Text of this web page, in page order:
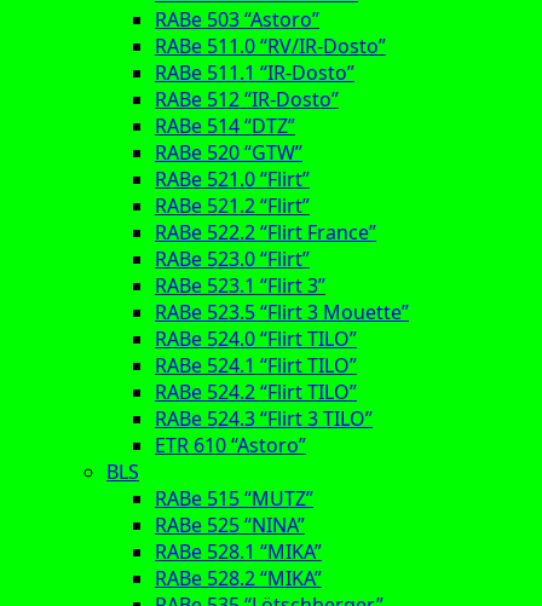
RABe 503 “Astoro”
RABe 511.0 “RV/IR-Dosto”
RABe 511.1 “IR-Dosto”
RABe 512 “IR-Dosto”
RABe 514 “DTZ”
RABe 520 “GTW”
RABe 521.0 “Flirt”
RABe 521.2 “Flirt”
RABe 522.2 “Flirt France”
RABe 523.0 “Flirt”
RABe 523.1 “Flirt 3”
RABe 523.5 “Flirt 3 Mouette”
RABe 524.0 “Flirt TILO”
RABe 524.1 “Flirt TILO”
RABe 524.2 “Flirt TILO”
RABe 524.3 “Flirt 3 TILO”
ETR 610 “Astoro”
BLS
RABe 515 “MUTZ”
RABe 525 “NINA”
RABe 528.1 “MIKA”
RABe 528.2 “MIKA”